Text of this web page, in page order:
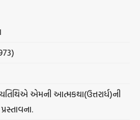
એમની આત્મકથા(ઉત્તરાર્ધ)ની